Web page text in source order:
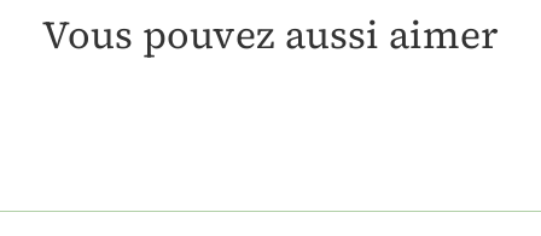
Vous pouvez aussi aimer